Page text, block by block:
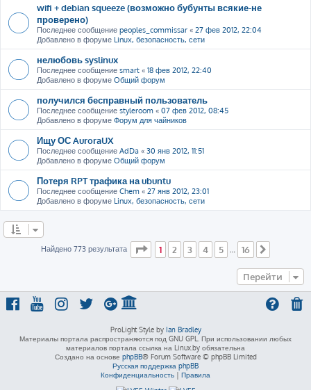
wifi + debian squeeze (возможно бубунты всякие-не
проверено)
Последнее сообщение peoples_commissar « 27 фев 2012, 22:04
Добавлено в форуме Linux, безопасность, сети
нелюбовь syslinux
Последнее сообщение smart « 18 фев 2012, 22:40
Добавлено в форуме Общий форум
получился бесправный пользователь
Последнее сообщение styleroom « 07 фев 2012, 08:45
Добавлено в форуме Форум для чайников
Ищу ОС AuroraUX
Последнее сообщение AdDa « 30 янв 2012, 11:51
Добавлено в форуме Общий форум
Потеря RPT трафика на ubuntu
Последнее сообщение Chem « 27 янв 2012, 23:01
Добавлено в форуме Linux, безопасность, сети
Найдено 773 результата Страница из 16
1 2 3 4 5 16
Перейти
ProLight Style by Ian Bradley
Материалы портала распространяются под GNU GPL. При использовании любых
материалов портала ссылка на Linux.by обязательна
Создано на основе phpBB® Forum Software © phpBB Limited
Русская поддержка phpBB
Конфиденциальность | Правила